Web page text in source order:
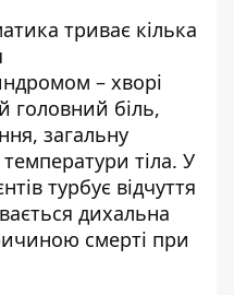
триває кілька
– хворі
головний біль,
загальну
тіла. У
турбує відчуття
дихальна
смерті при